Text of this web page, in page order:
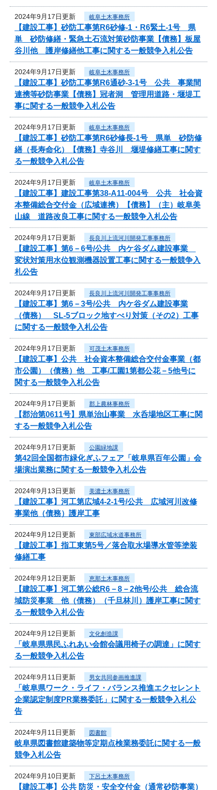
2024年9月17日更新 岐阜土木事務所
【建設工事】砂防工事第R6砂修-1・R6緊土-1号 県
単 砂防修繕・緊急土石流対策砂防事業【債務】板屋
谷川他 護岸修繕他工事に関する一般競争入札公告
2024年9月17日更新 岐阜土木事務所
【建設工事】砂防工事第R6通砂-3-1号 公共 事業間
連携等砂防事業【債務】冠者洞 管理用道路・堰堤工
事に関する一般競争入札公告
2024年9月17日更新 岐阜土木事務所
【建設工事】砂防工事第R6砂修長-1号 県単 砂防修
繕（長寿命化）【債務】寺谷川 堰堤修繕工事に関す
る一般競争入札公告
2024年9月17日更新 岐阜土木事務所
【建設工事】建設工事第38-A11-004号 公共 社会資
本整備総合交付金（広域連携）【債務】（主）岐阜美
山線 道路改良工事に関する一般競争入札公告
2024年9月17日更新 長良川上流河川開発工事事務所
【建設工事】第6－6号/公共 内ケ谷ダム建設事業
変状対策用水位観測機器設置工事に関する一般競争入
札公告
2024年9月17日更新 長良川上流河川開発工事事務所
【建設工事】第6－3号/公共 内ケ谷ダム建設事業
（債務） SL-5ブロック地すべり対策（その2）工事
に関する一般競争入札公告
2024年9月17日更新 可茂土木事務所
【建設工事】公共 社会資本整備総合交付金事業（都
市公園）（債務）他 工事/工園1第都公花－5他号に
関する一般競争入札公告
2024年9月17日更新 郡上農林事務所
【郡治第0611号】県単治山事業 水呑場地区工事に関
する一般競争入札公告
2024年9月17日更新 公園緑地課
第42回全国都市緑化ぎふフェア「岐阜県百年公園」会
場演出業務に関する一般競争入札公告
2024年9月13日更新 美濃土木事務所
【建設工事】河工第広域4-2-1号/公共 広域河川改修
事業他（債務）護岸工事
2024年9月12日更新 東部広域水道事務所
【建設工事】指工東第5号／落合取水場導水管等塗装
修繕工事
2024年9月12日更新 恵那土木事務所
【建設工事】河工第公総R6－8－2他号/公共 総合流
域防災事業 他（債務）（千旦林川）護岸工事に関す
る一般競争入札公告
2024年9月12日更新 文化創造課
「岐阜県県民ふれあい会館会議用椅子の調達」に関す
る一般競争入札公告
2024年9月11日更新 男女共同参画推進課
「岐阜県ワーク・ライフ・バランス推進エクセレント
企業認定制度PR業務委託」に関する一般競争入札公
告
2024年9月11日更新 図書館
岐阜県図書館建築物等定期点検業務委託に関する一般
競争入札公告
2024年9月10日更新 下呂土木事務所
【建設工事】公共 防災・安全交付金（通常砂防事業）